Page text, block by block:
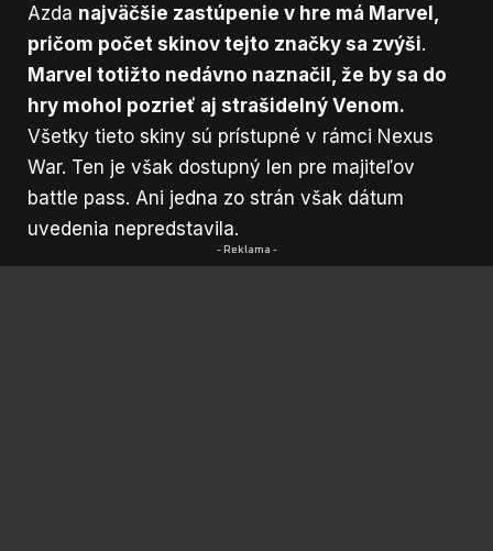
Azda najväčšie zastúpenie v hre má Marvel,
pričom počet skinov tejto značky sa zvýši.
Marvel totižto nedávno naznačil, že by sa do
hry mohol pozrieť aj strašidelný Venom.
Všetky tieto skiny sú prístupné v rámci Nexus
War. Ten je však dostupný len pre majiteľov
battle pass. Ani jedna zo strán však dátum
uvedenia nepredstavila.
- Reklama -